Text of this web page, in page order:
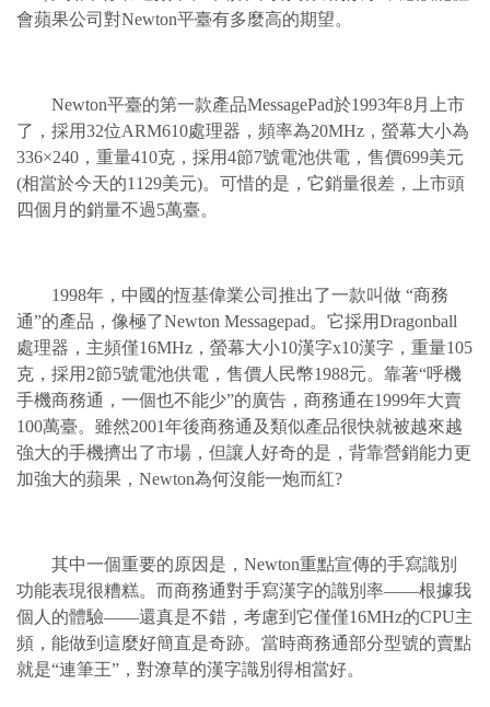
會蘋果公司對Newton平臺有多麼高的期望。
Newton平臺的第一款產品MessagePad於1993年8月上市
了，採用32位ARM610處理器，頻率為20MHz，螢幕大小為
336×240，重量410克，採用4節7號電池供電，售價699美元
(相當於今天的1129美元)。可惜的是，它銷量很差，上市頭
四個月的銷量不過5萬臺。
1998年，中國的恆基偉業公司推出了一款叫做 “商務
通”的產品，像極了Newton Messagepad。它採用Dragonball
處理器，主頻僅16MHz，螢幕大小10漢字x10漢字，重量105
克，採用2節5號電池供電，售價人民幣1988元。靠著“呼機
手機商務通，一個也不能少”的廣告，商務通在1999年大賣
100萬臺。雖然2001年後商務通及類似產品很快就被越來越
強大的手機擠出了市場，但讓人好奇的是，背靠營銷能力更
加強大的蘋果，Newton為何沒能一炮而紅?
其中一個重要的原因是，Newton重點宣傳的手寫識別
功能表現很糟糕。而商務通對手寫漢字的識別率——根據我
個人的體驗——還真是不錯，考慮到它僅僅16MHz的CPU主
頻，能做到這麼好簡直是奇跡。當時商務通部分型號的賣點
就是“連筆王”，對潦草的漢字識別得相當好。